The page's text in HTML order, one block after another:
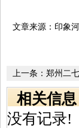
文章来源：印象
上一条： 郑州二
史国史教育基地
相关信息
没有记录!